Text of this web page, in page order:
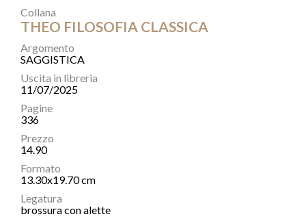
Collana
THEO FILOSOFIA CLASSICA
Argomento
SAGGISTICA
Uscita in libreria
11/07/2025
Pagine
336
Prezzo
14.90
Formato
13.30x19.70 cm
Legatura
brossura con alette